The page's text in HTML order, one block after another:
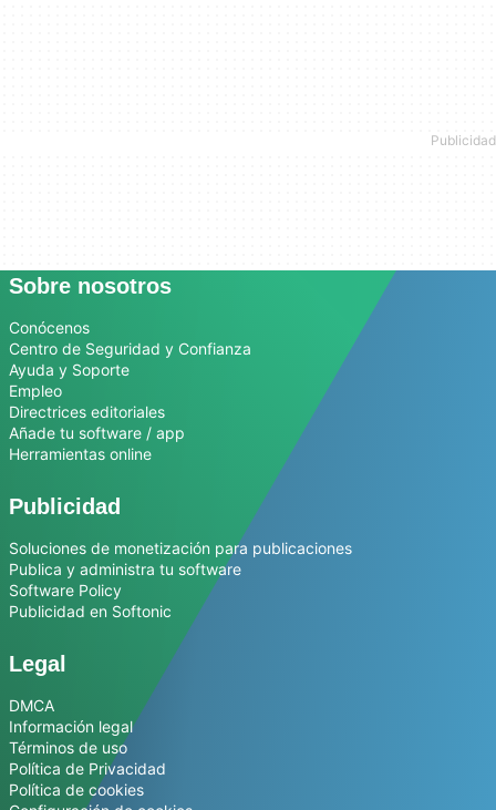
Sobre nosotros
Conócenos
Centro de Seguridad y Confianza
Ayuda y Soporte
Empleo
Directrices editoriales
Añade tu software / app
Herramientas online
Publicidad
Soluciones de monetización para publicaciones
Publica y administra tu software
Software Policy
Publicidad en Softonic
Legal
DMCA
Información legal
Términos de uso
Política de Privacidad
Política de cookies